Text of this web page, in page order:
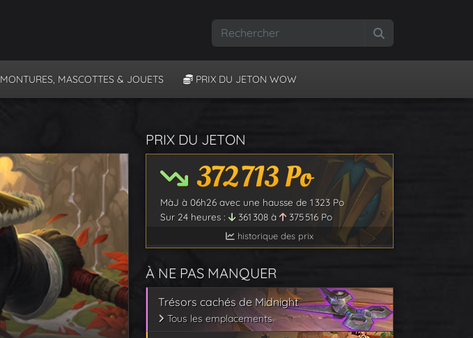
MONTURES, MASCOTTES & JOUETS PRIX DU JETON WOW
PRIX DU JETON
372 713Po
MàJ à 06h26 avec une hausse de 1 323 Po
Sur 24 heures :
361 308 à 375 516 Po
historique des prix
À NE PAS MANQUER
Trésors cachés de Midnight
Tous les emplacements